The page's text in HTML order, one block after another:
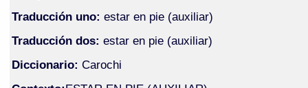
Traducción uno: estar en pie (auxiliar)
Traducción dos: estar en pie (auxiliar)
Diccionario: Carochi